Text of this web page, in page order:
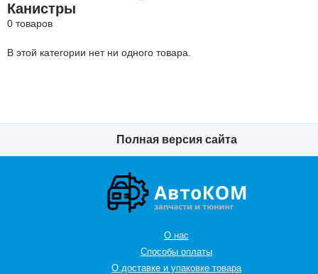
Канистры
0 товаров
В этой категории нет ни одного товара.
Полная версия сайта
О нас
Способы оплаты
О доставке и упаковке товара